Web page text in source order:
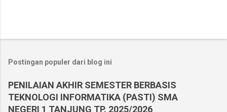
Postingan populer dari blog ini
PENILAIAN AKHIR SEMESTER BERBASIS
TEKNOLOGI INFORMATIKA (PASTI) SMA
NEGERI 1 TANJUNG TP. 2025/2026